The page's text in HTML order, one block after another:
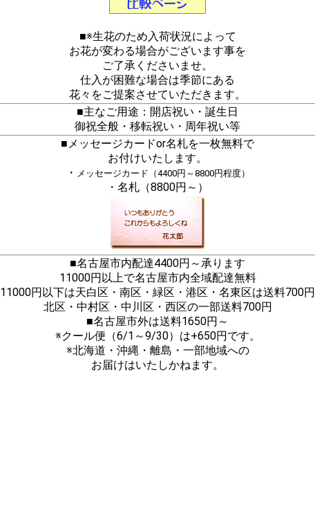
■※生花のため入荷状況によって
お花が変わる場合がございます事を
ご了承くださいませ。
仕入が困難な場合は季節にある
花々をご提案させていただきます。
■主なご用途：開店祝い・誕生日
御祝全般・移転祝い・周年祝い等
■メッセージカードor名札を一枚無料で
お付けいたします。
・ メッセージカード（4400円～8800円程度）
・名札（8800円～）
■名古屋市内配達4400円～承ります
11000円以上で名古屋市内全域配達無料
11000円以下は天白区・南区・緑区・港区・名東区は送料700円
北区・中村区・中川区・西区の一部送料700円
■名古屋市外は送料1650円～
※クール便（6/1～9/30）は+650円です。
※北海道・沖縄・離島・一部地域への
お届けはいたしかねます。